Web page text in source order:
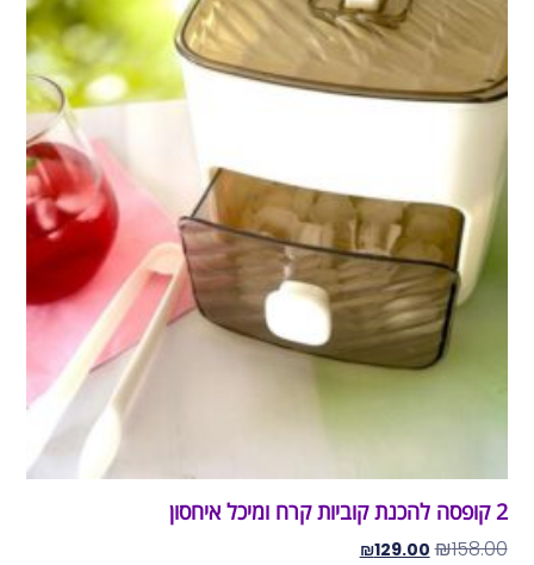
2 קופסה להכנת קוביות קרח ומיכל איחסון
₪158.00
₪129.00